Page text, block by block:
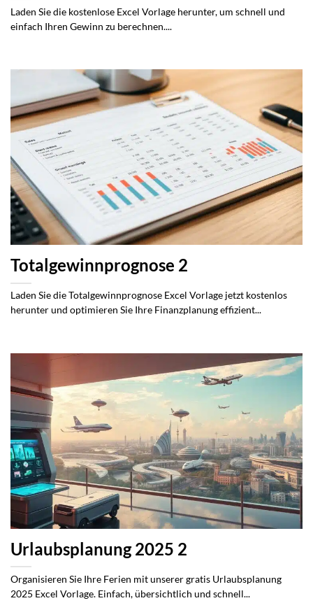
Laden Sie die kostenlose Excel Vorlage herunter, um schnell und
einfach Ihren Gewinn zu berechnen....
Totalgewinnprognose 2
Laden Sie die Totalgewinnprognose Excel Vorlage jetzt kostenlos
herunter und optimieren Sie Ihre Finanzplanung effizient...
Urlaubsplanung 2025 2
Organisieren Sie Ihre Ferien mit unserer gratis Urlaubsplanung
2025 Excel Vorlage. Einfach, übersichtlich und schnell...